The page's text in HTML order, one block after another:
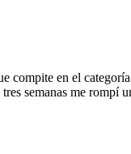
compite en el
semanas me